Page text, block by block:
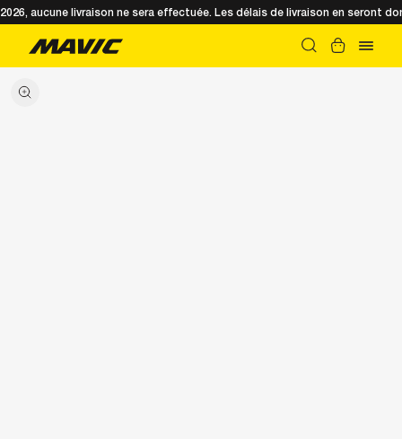
aucune livraison ne sera effectuée. Les délais de livraison en seront